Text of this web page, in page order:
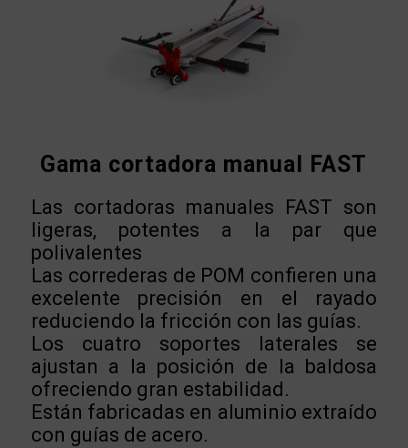
Gama cortadora manual FAST
Las cortadoras manuales FAST son
ligeras, potentes a la par que
polivalentes
Las correderas de POM confieren una
excelente precisión en el rayado
reduciendo la fricción con las guías.
Los cuatro soportes laterales se
ajustan a la posición de la baldosa
ofreciendo gran estabilidad.
Están fabricadas en aluminio extraído
con guías de acero.